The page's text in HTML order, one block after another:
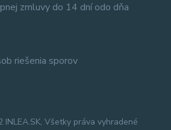
zmluvy do 14 dní odo dňa
riešenia sporov
Všetky práva vyhradené